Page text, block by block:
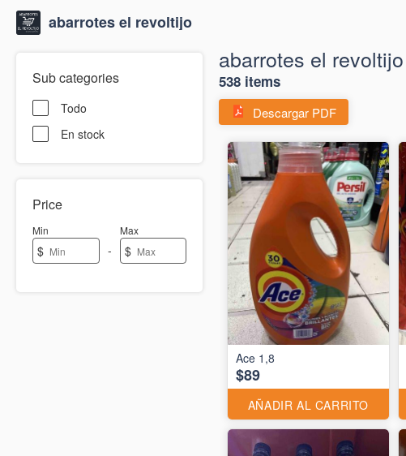
abarrotes el revoltijo
Sub categories
Todo
En stock
Price
Min
$ -
Max
$
abarrotes el revoltijo
538 items
Descargar PDF
Ace 1,8
$89
AÑADIR AL CARRITO